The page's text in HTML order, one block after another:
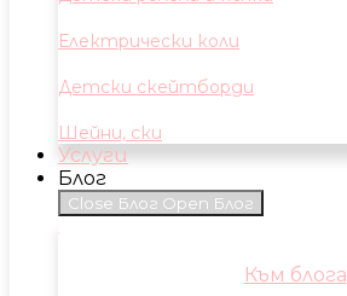
Електрически коли
Детски скейтборди
Шейни, ски
Услуги
Блог
Close Блог Open Блог
Към блога